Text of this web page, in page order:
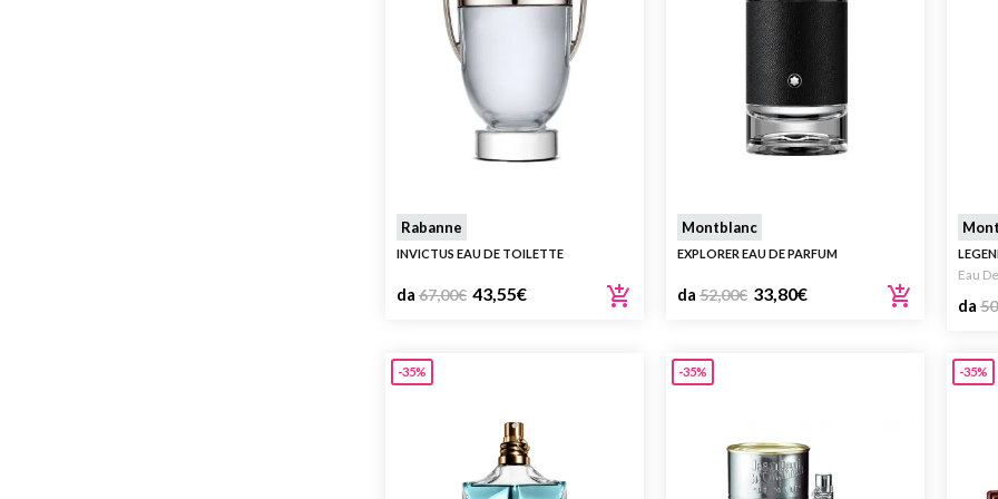
Rabanne
INVICTUS EAU DE TOILETTE
da 67,00€ 43,55€
Montblanc
EXPLORER EAU DE PARFUM
da 52,00€ 33,80€
Eau
da
-35% -35% -35%